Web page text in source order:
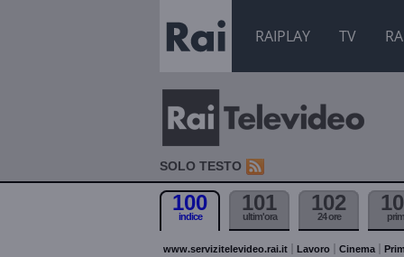
RAIPLAY TV
SOLO TESTO
100
indice
101
ultim'ora
102
24 ore
www.servizitelevideo.rai.it Lavoro Cinema